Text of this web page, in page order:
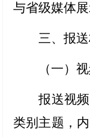
与省级媒体
三、报
（一）
报送视
类别主题，